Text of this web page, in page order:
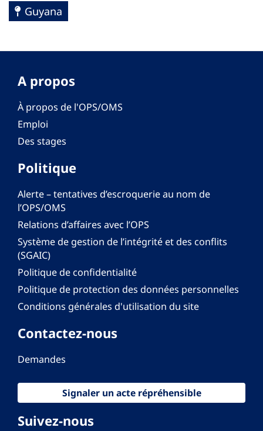
Guyana
A propos
À propos de l'OPS/OMS
Emploi
Des stages
Politique
Alerte – tentatives d’escroquerie au nom de
l’OPS/OMS
Relations d’affaires avec l’OPS
Système de gestion de l’intégrité et des conflits
(SGAIC)
Politique de confidentialité
Politique de protection des données personnelles
Conditions générales d'utilisation du site
Contactez-nous
Demandes
Signaler un acte répréhensible
Suivez-nous